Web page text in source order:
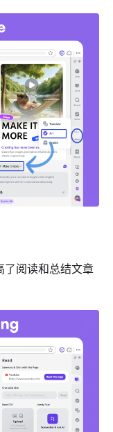
了阅读和总结文章